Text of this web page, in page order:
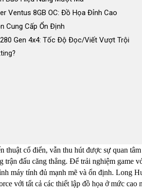
Ventus 8GB OC: Đồ Họa Đỉnh Cao
Cung Cấp Ổn Định
Gen 4x4: Tốc Độ Đọc/Viết Vượt Trội
thuật cổ điển, vẫn thu hút được sự quan
đấu căng thẳng. Để trải nghiệm game
máy tính đủ mạnh mẽ và ổn định. Long
với tất cả các thiết lập đồ họa ở mức cao